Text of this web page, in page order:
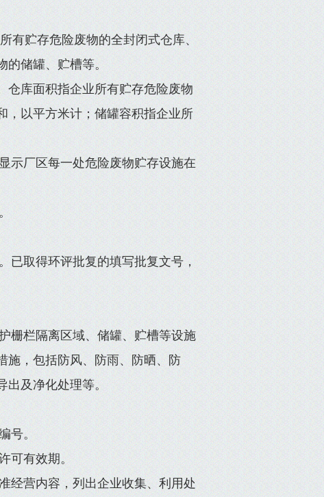
有贮存危险废物的全封闭式仓库、
储罐、贮槽等。
仓库面积指企业所有贮存危险废物
，以平方米计；储罐容积指企业所
示厂区每一处危险废物贮存设施在
已取得环评批复的填写批复文号，
栅栏隔离区域、储罐、贮槽等设施
施，包括防风、防雨、防晒、防
及净化处理等。
号。
可有效期。
经营内容，列出企业收集、利用处